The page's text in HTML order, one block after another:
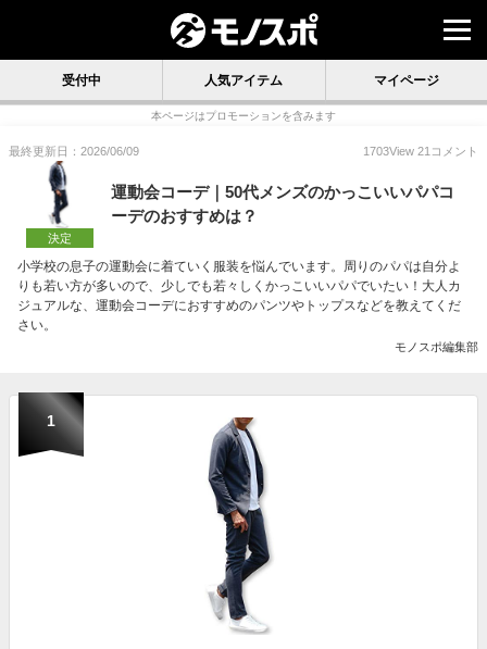
受付中 人気アイテム マイページ
本ページはプロモーションを含みます
最終更新日：2026/06/09 1703View 21 コメント
決定
運動会コーデ｜50代メンズのかっこいいパパコ
ーデのおすすめは？
小学校の息子の運動会に着ていく服装を悩んでいます。周りのパパは自分よ
りも若い方が多いので、少しでも若々しくかっこいいパパでいたい！大人カ
ジュアルな、運動会コーデにおすすめのパンツやトップスなどを教えてくだ
さい。
モノスポ編集部
1